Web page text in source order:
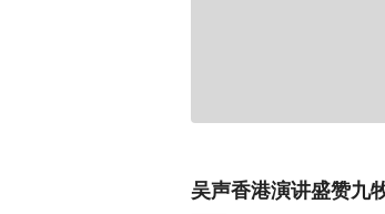
吴声香港演讲盛赞九